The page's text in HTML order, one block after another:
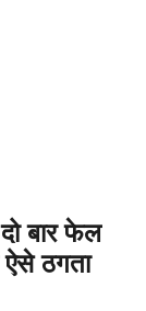
बार फेल
ऐसे ठगता